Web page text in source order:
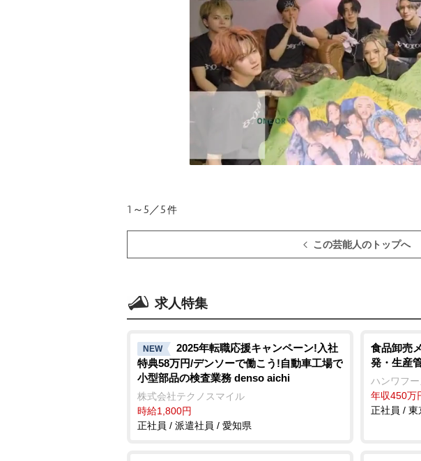
1～5／5件
この芸能人のトップへ
求人特集
NEW
2025年転職応援キャンペーン!入社
特典58万円/デンソーで働こう!自動車工場で
小型部品の検査業務 denso aichi
株式会社テクノスマイル
時給1,800円
正社員 / 派遣社員 / 愛知県
食品卸売
発・生産
ハンワフ
年収450万
正社員 / 東